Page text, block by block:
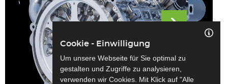
Cookie - Einwilligung
Um unsere Webseite für Sie optimal zu
gestalten und Zugriffe zu analysieren,
verwenden wir Cookies. Mit Klick auf "Alle